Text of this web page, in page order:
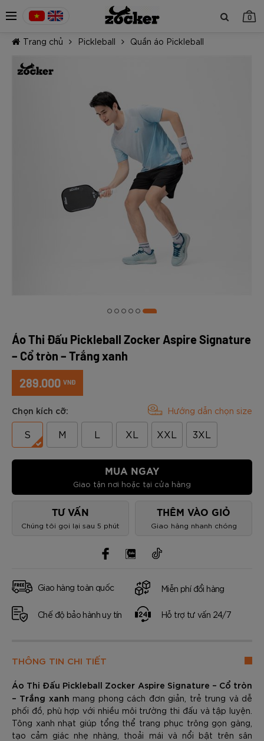
0
TIẾP TỤC MUA HÀNG
Trang chủ Pickleball Quần áo Pickleball
Áo Thi Đấu Pickleball Zocker Aspire Signature
– Cổ tròn – Trắng xanh
289.000 VNĐ
Chọn kích cỡ: Hướng dẫn chọn size
S M L XL XXL 3XL
MUA NGAY
Giao tận nơi hoặc tại cửa hàng
TƯ VẤN
Chúng tôi gọi lại sau 5 phút
THÊM VÀO GIỎ
Giao hàng nhanh chóng
Giao hàng toàn quốc Miễn phí đổi hàng
Chế độ bảo hành uy tín Hỗ trợ tư vấn 24/7
THÔNG TIN CHI TIẾT
Áo Thi Đấu Pickleball Zocker Aspire Signature – Cổ tròn
– Trắng xanh mang phong cách đơn giản, trẻ trung và dễ
phối đồ, phù hợp với nhiều môi trường thi đấu và tập luyện.
Tông xanh nhạt giúp tổng thể trang phục trông gọn gàng,
tạo cảm giác nhẹ nhàng, thoải mái và nổi bật trên sân